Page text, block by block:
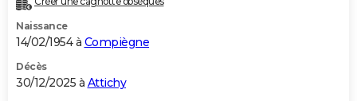
Naissance
14/02/1954 à Compiègne
Décès
30/12/2025 à Attichy